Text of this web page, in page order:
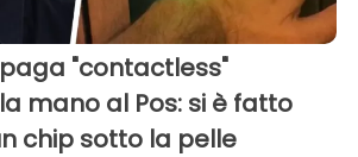
"contactless"
mano al Pos: si è fatto
chip sotto la pelle